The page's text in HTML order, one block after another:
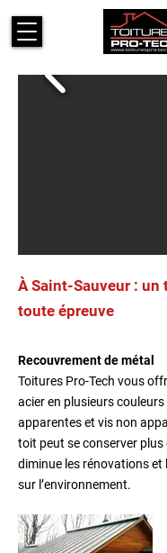
À Saint-Sauveur :
toute épreuve
Recouvrement de métal
Toitures Pro-Tech vous
acier en plusieurs couleurs
apparentes et vis non
toit peut se conserver plus
diminue les rénovations et
sur l’environnement.